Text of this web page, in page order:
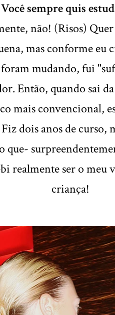
sempre quis
não! (Risos)
mas conforme eu
mudando, fui
Então, quando sai
mais convencional,
dois anos de curso,
que-
realmente ser o meu
criança!